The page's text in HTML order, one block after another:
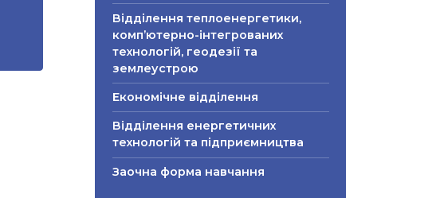
Відділення теплоенергетики,
комп’ютерно-інтегрованих
технологій, геодезії та
землеустрою
Економічне відділення
Відділення енергетичних
технологій та підприємництва
Заочна форма навчання